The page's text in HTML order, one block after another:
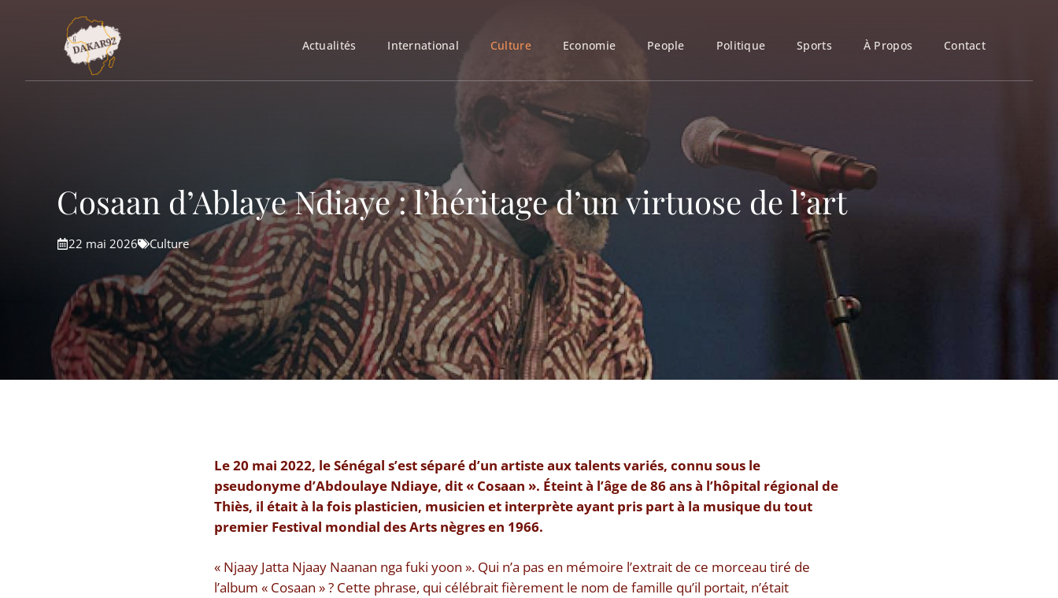
Actualités International Culture Economie People Politique Sports À Propos Contact
Cosaan d’Ablaye Ndiaye : l’héritage d’un virtuose de l’art
22 mai 2026 Culture
Le 20 mai 2022, le Sénégal s’est séparé d’un artiste aux talents variés, connu sous le
pseudonyme d’Abdoulaye Ndiaye, dit « Cosaan ». Éteint à l’âge de 86 ans à l’hôpital régional de
Thiès, il était à la fois plasticien, musicien et interprète ayant pris part à la musique du tout
premier Festival mondial des Arts nègres en 1966.
« Njaay Jatta Njaay Naanan nga fuki yoon ». Qui n’a pas en mémoire l’extrait de ce morceau tiré de
l’album « Cosaan » ? Cette phrase, qui célébrait fièrement le nom de famille qu’il portait, n’était